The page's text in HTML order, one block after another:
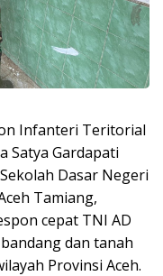
Infanteri Teritorial
Satya Gardapati
Dasar Negeri
Tamiang,
cepat TNI AD
dan tanah
Provinsi Aceh.